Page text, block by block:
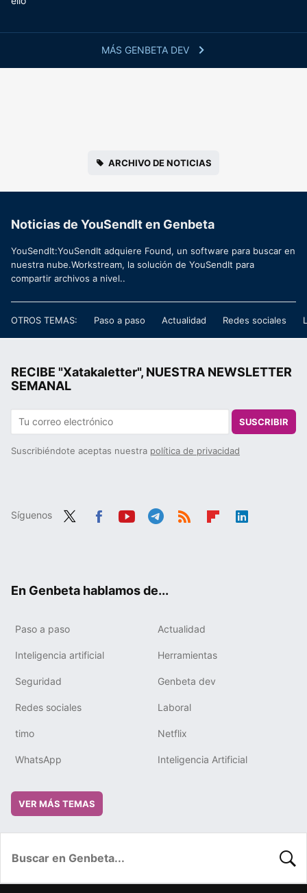
MÁS GENBETA DEV
ARCHIVO DE NOTICIAS
Noticias de YouSendIt en Genbeta
YouSendIt:YouSendIt adquiere Found, un software para buscar en
nuestra nube.Workstream, la solución de YouSendIt para
compartir archivos a nivel..
OTROS TEMAS: Paso a paso Actualidad Redes sociales
RECIBE "Xatakaletter", NUESTRA NEWSLETTER
SEMANAL
SUSCRIBIR
Suscribiéndote aceptas nuestra política de privacidad
Síguenos
En Genbeta hablamos de...
Paso a paso Actualidad
Inteligencia artificial Herramientas
Seguridad Genbeta dev
Redes sociales Laboral
timo Netflix
WhatsApp Inteligencia Artificial
VER MÁS TEMAS